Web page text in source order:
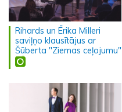
Rihards un Ērika Milleri
saviļņo klausītājus ar
Šūberta "Ziemas ceļojumu"